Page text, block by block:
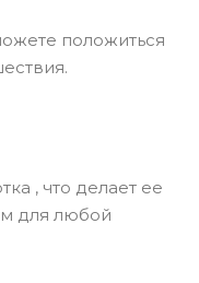
положиться
, что делает ее
для любой